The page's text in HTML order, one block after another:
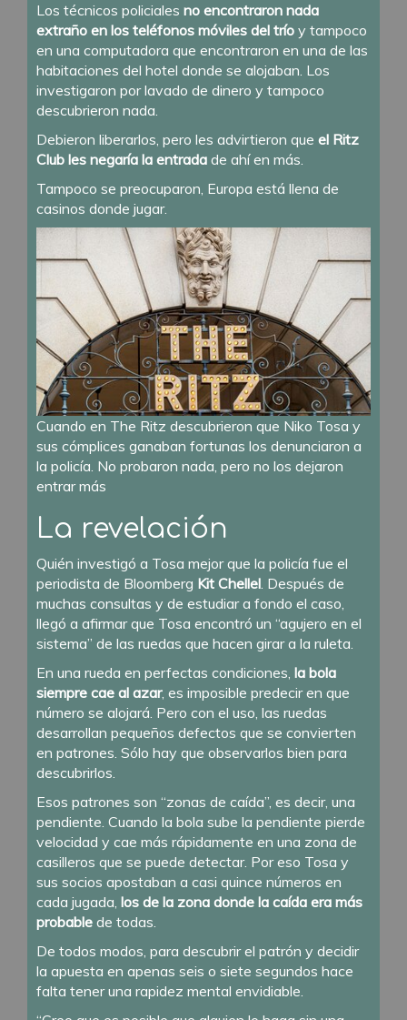
Los técnicos policiales no encontraron nada
extraño en los teléfonos móviles del trío y tampoco
en una computadora que encontraron en una de las
habitaciones del hotel donde se alojaban. Los
investigaron por lavado de dinero y tampoco
descubrieron nada.
Debieron liberarlos, pero les advirtieron que el Ritz
Club les negaría la entrada de ahí en más.
Tampoco se preocuparon, Europa está llena de
casinos donde jugar.
Cuando en The Ritz descubrieron que Niko Tosa y
sus cómplices ganaban fortunas los denunciaron a
la policía. No probaron nada, pero no los dejaron
entrar más
La revelación
Quién investigó a Tosa mejor que la policía fue el
periodista de Bloomberg Kit Chellel . Después de
muchas consultas y de estudiar a fondo el caso,
llegó a afirmar que Tosa encontró un “agujero en el
sistema” de las ruedas que hacen girar a la ruleta.
En una rueda en perfectas condiciones, la bola
siempre cae al azar, es imposible predecir en que
número se alojará. Pero con el uso, las ruedas
desarrollan pequeños defectos que se convierten
en patrones. Sólo hay que observarlos bien para
descubrirlos.
Esos patrones son “zonas de caída”, es decir, una
pendiente. Cuando la bola sube la pendiente pierde
velocidad y cae más rápidamente en una zona de
casilleros que se puede detectar. Por eso Tosa y
sus socios apostaban a casi quince números en
cada jugada, los de la zona donde la caída era más
probable de todas.
De todos modos, para descubrir el patrón y decidir
la apuesta en apenas seis o siete segundos hace
falta tener una rapidez mental envidiable.